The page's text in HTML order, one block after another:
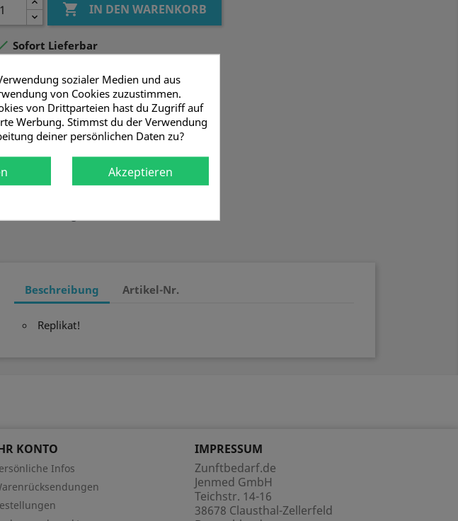
 IN DEN WARENKORB
Sofort Lieferbar
Sicher!
Beschreibung Artikel-Nr.
Replikat!
KONTO
Infos
IMPRESSUM
Zunftbedarf.de
Jenmed GmbH
Teichstr. 14-16
38678 Clausthal-Zellerfeld
sozialer Medien und aus
von Cookies zuzustimmen.
von Drittparteien hast du Zugriff auf
Werbung. Stimmst du der Verwendung
deiner persönlichen Daten zu?
Akzeptieren